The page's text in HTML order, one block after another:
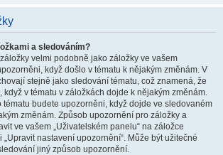
a sledováním?
velmi podobně jako záložky ve vašem
když došlo v tématu k nějakým změnám. V
stejně jako sledování tématu, což znamená, že
když v tématu v záložkách dojde k nějakým změnám.
tématu budete upozorněni, když dojde ve sledovaném
změnám. Způsob upozornění pro záložky a
ve vašem „Uživatelském panelu“ na záložce
„Upravit nastavení upozornění“. Může být užitečné
jiný způsob upozornění.